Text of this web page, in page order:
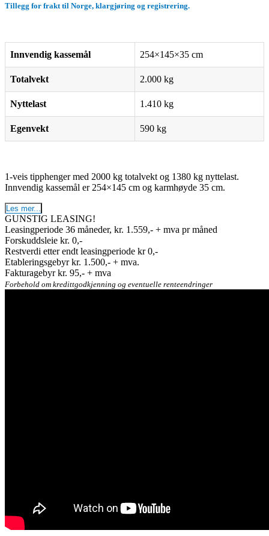
Tillegg for frakt til Norge, klargjøring og registrering.
Innvendig kassemål 254×145×35 cm
Totalvekt 2.000 kg
Nyttelast 1.410 kg
Egenvekt 590 kg
1-veis tipphenger med 2000 kg totalvekt og 1380 kg nyttelast.
Innvendig kassemål er 254×145 cm og karmhøyde 35 cm.
Les mer...
GUNSTIG LEASING!
Leasingperiode 36 måneder, kr. 1.559,- + mva pr måned
Forskuddsleie kr. 0,-
Restverdi etter endt leasingperiode kr 0,-
Etableringsgebyr kr. 1.500,- + mva.
Fakturagebyr kr. 95,- + mva
Forbehold om kredittgodkjenning og eventuelle renteendringer